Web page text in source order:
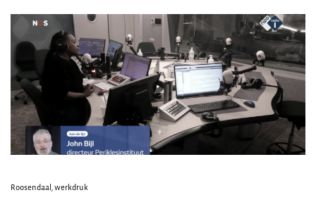
Roosendaal ,werkdruk